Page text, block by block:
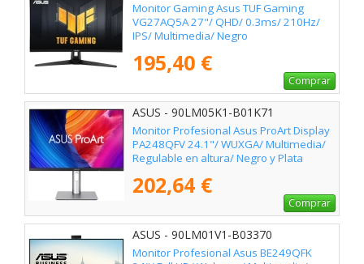
Monitor Gaming Asus TUF Gaming
VG27AQ5A 27"/ QHD/ 0.3ms/ 210Hz/
IPS/ Multimedia/ Negro
195,40 €
Comprar
ASUS - 90LM05K1-B01K71
Monitor Profesional Asus ProArt Display
PA248QFV 24.1"/ WUXGA/ Multimedia/
Regulable en altura/ Negro y Plata
202,64 €
Comprar
ASUS - 90LM01V1-B03370
Monitor Profesional Asus BE249QFK